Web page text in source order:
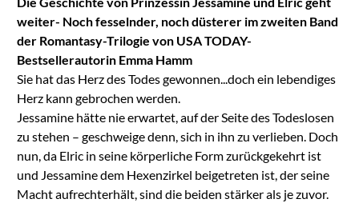
weiter- Noch fesselnder, noch düsterer im zweiten Band
der Romantasy-Trilogie von USA TODAY-
Bestsellerautorin Emma Hamm
Sie hat das Herz des Todes gewonnen...doch ein lebendiges
Herz kann gebrochen werden.
Jessamine hätte nie erwartet, auf der Seite des Todeslosen
zu stehen – geschweige denn, sich in ihn zu verlieben. Doch
nun, da Elric in seine körperliche Form zurückgekehrt ist
und Jessamine dem Hexenzirkel beigetreten ist, der seine
Macht aufrechterhält, sind die beiden stärker als je zuvor.